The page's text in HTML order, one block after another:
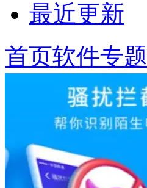
最近更新
首页软件专题